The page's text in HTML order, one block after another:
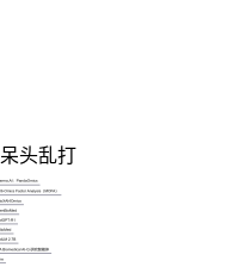
呆头乱打